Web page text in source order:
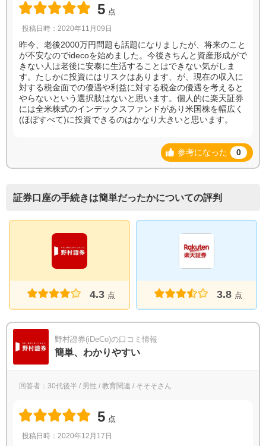
5 点
投稿日時：2020年11月09日
昨今、老後2000万円問題も話題になりましたが、将来のこと
が不安なのでidecoを始めました。今後きちんと資産形成がで
きない人は老後に安泰に生活することはできない気がしま
す。たしかに投資にはリスクはあります、が、現在の収入に
対する税金面での優遇や利益に対する税金の優遇を考えると
やらないという選択肢はないと思います。個人的に楽天証券
には全米株式のインデックスファンドがあり米国株を幅広く
(ほぼすべて)に投資できるのはかなり大きいと思います。
参考になった 0
証券口座の手続きは簡単だったかについての評判
4.3 点 3.8 点
野村證券(iDeCo)の口コミ情報
簡単、わかりやすい
回答者：30代後半 / 男性 / 教育関連 / そそそさん
5 点
投稿日時：2020年12月17日